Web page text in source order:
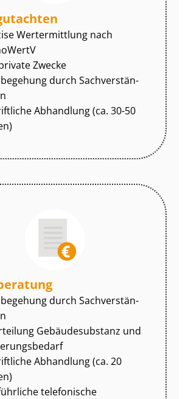
Wertermittlung nach
Zwecke
durch Sach­ver­stän­
Abhandlung (ca. 30-50
durch Sach­ver­stän­
Gebäudesubstanz und
Abhandlung (ca. 20
telefonische